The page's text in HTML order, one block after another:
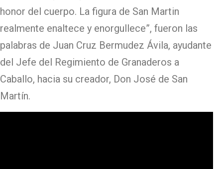
honor del cuerpo. La figura de San Martin
realmente enaltece y enorgullece”, fueron las
palabras de Juan Cruz Bermudez Ávila, ayudante
del Jefe del Regimiento de Granaderos a
Caballo, hacia su creador, Don José de San
Martín.